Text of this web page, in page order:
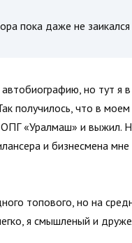
пока даже не
но тут я
получилось, что в
«Уралмаш» и выжил.
и бизнесмена
топового, но на
я смышленый и